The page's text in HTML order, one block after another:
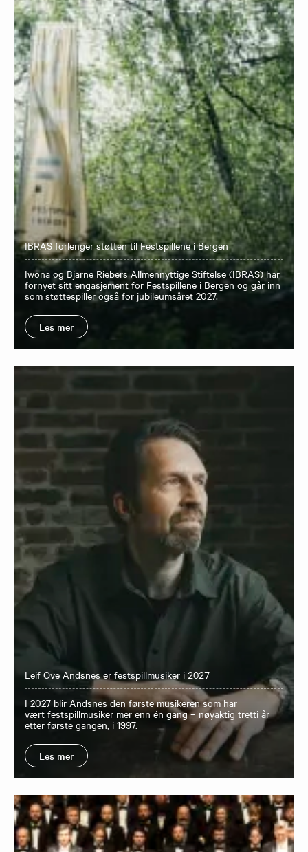
IBRAS forlenger støtten til Festspillene i Bergen
Iwona og Bjarne Riebers Allmennyttige Stiftelse (IBRAS) har
fornyet sitt engasjement for Festspillene i Bergen og går inn
som støttespiller også for jubileumsåret 2027.
Les mer
Leif Ove Andsnes er festspillmusiker i 2027
I 2027 blir Andsnes den første musikeren som har
vært festspillmusiker mer enn én gang – nøyaktig tretti år
etter første gangen, i 1997.
Les mer